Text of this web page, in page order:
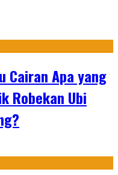
Cairan Apa yang
Robekan Ubi